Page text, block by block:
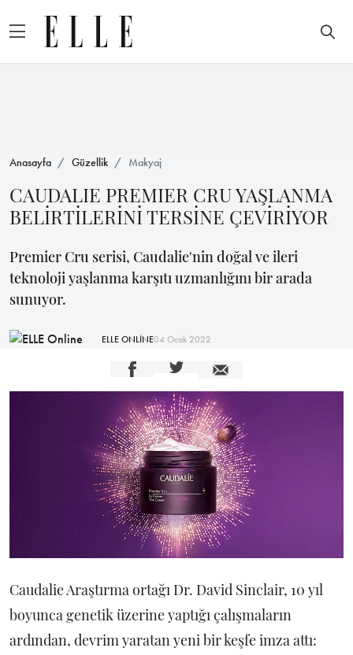
Anasayfa Güzellik Makyaj
CAUDALIE PREMIER CRU YAŞLANMA
BELİRTİLERİNİ TERSİNE ÇEVİRİYOR
Premier Cru serisi, Caudalie'nin doğal ve ileri
teknoloji yaşlanma karşıtı uzmanlığını bir arada
sunuyor.
ELLE ONLİNE04 Ocak 2022
Caudalie Araştırma ortağı Dr. David Sinclair, 10 yıl
boyunca genetik üzerine yaptığı çalışmaların
ardından, devrim yaratan yeni bir keşfe imza attı: